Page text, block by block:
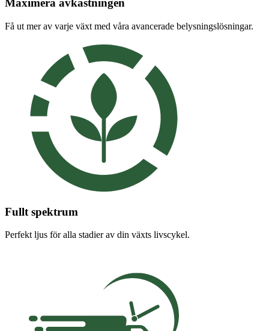
Maximera avkastningen
Få ut mer av varje växt med våra avancerade belysningslösningar.
Fullt spektrum
Perfekt ljus för alla stadier av din växts livscykel.